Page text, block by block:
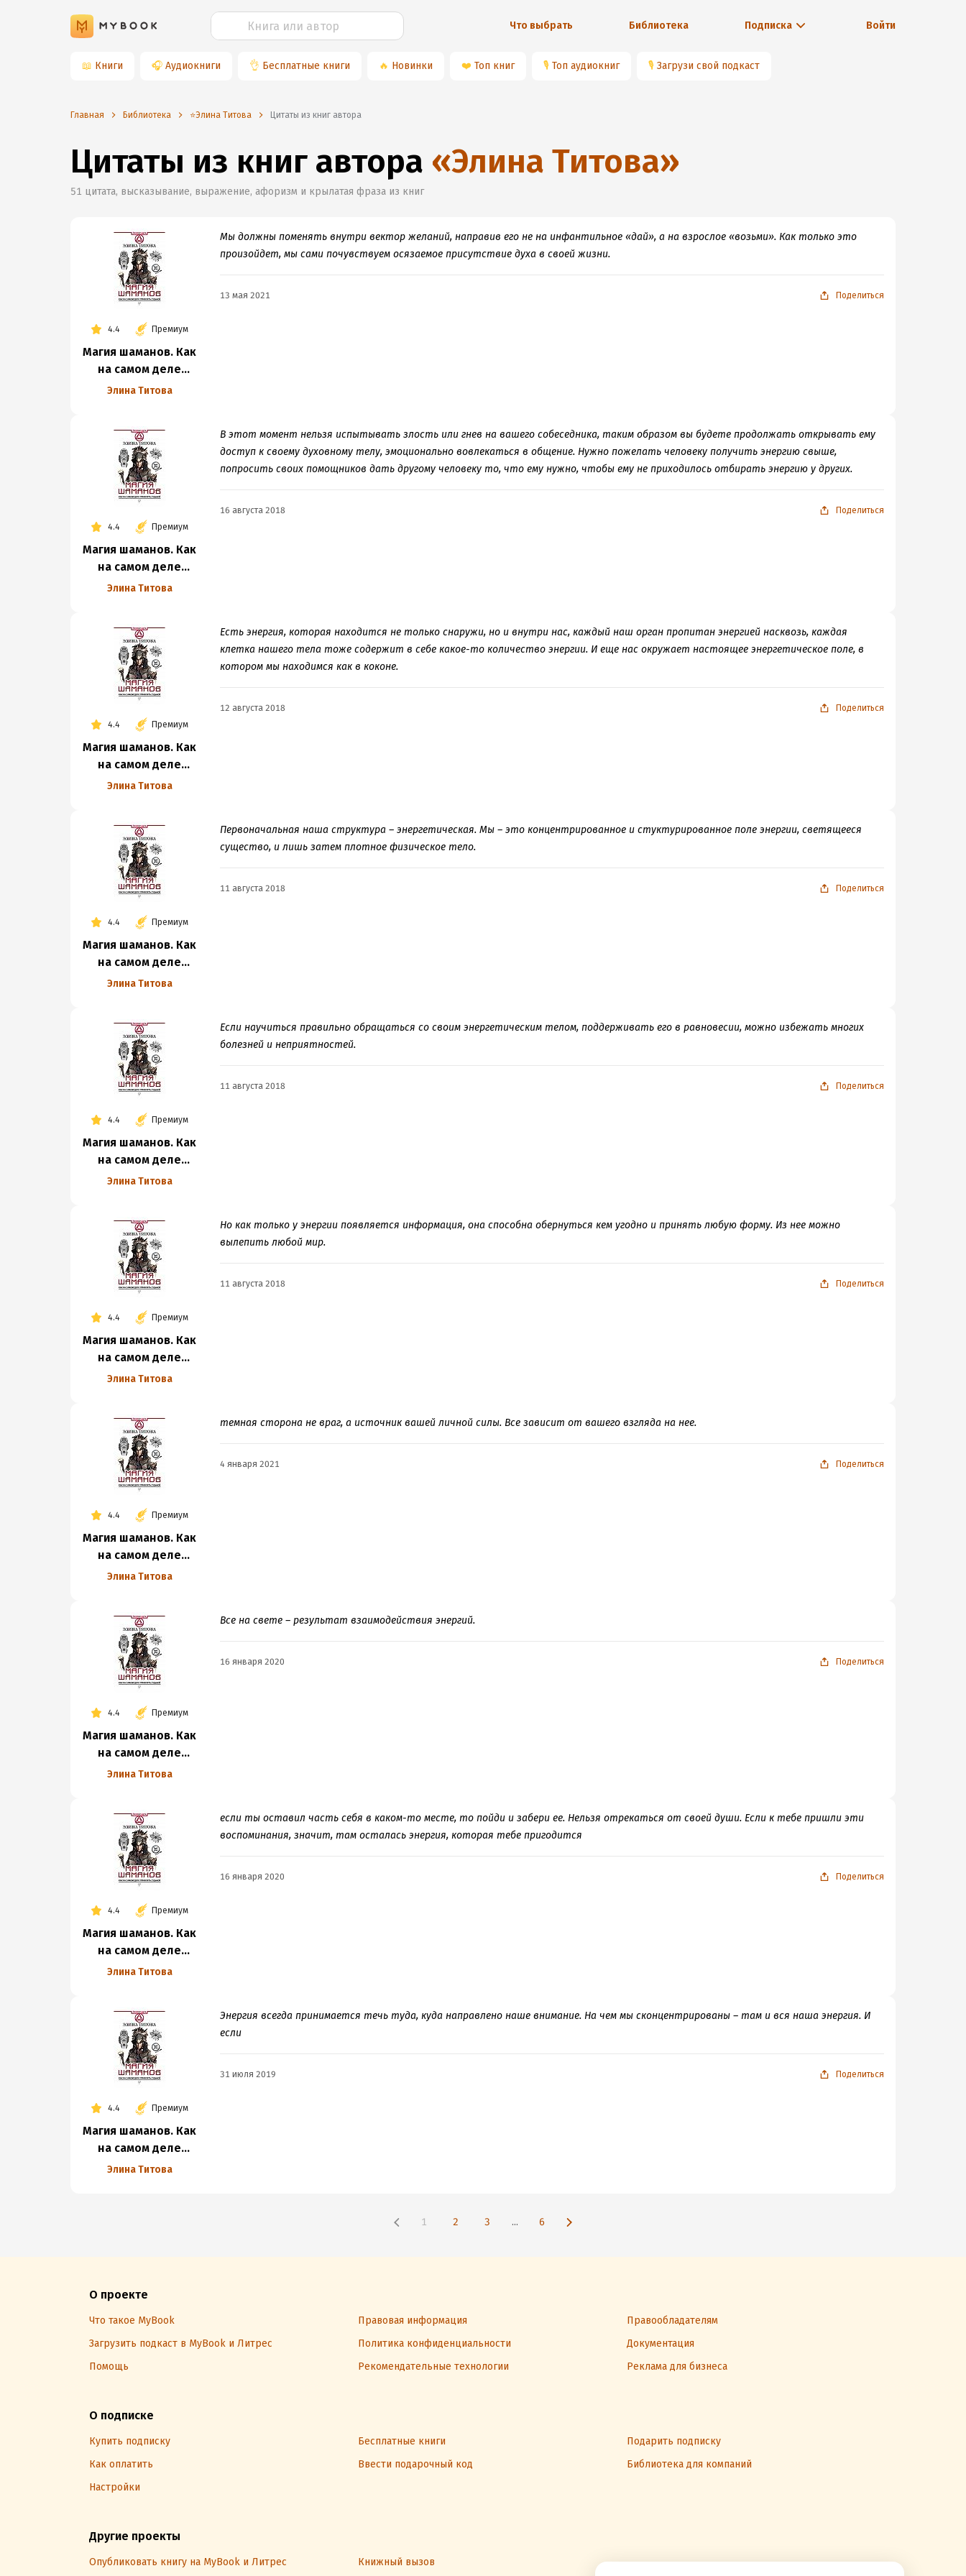
Что выбрать Библиотека Подписка Войти
📖 Книги 🎧 Аудиокниги 👌 Бесплатные книги 🔥 Новинки ❤️ Топ книг 🎙 Топ аудиокниг 🎙 Загрузи свой подкаст
Главная Библиотека ⭐️Элина Титова Цитаты из книг автора
Цитаты из книг автора «Элина Титова»
51 цитата, высказывание, выражение, афоризм и крылатая фраза из книг
4.4 Премиум
Магия шаманов. Как
на самом деле
управлять судьбой
Элина Титова
Мы должны поменять внутри вектор желаний, направив его не на инфантильное «дай», а на взрослое «возьми». Как только это
произойдет, мы сами почувствуем осязаемое присутствие духа в своей жизни.
13 мая 2021 Поделиться
4.4 Премиум
Магия шаманов. Как
на самом деле
управлять судьбой
Элина Титова
В этот момент нельзя испытывать злость или гнев на вашего собеседника, таким образом вы будете продолжать открывать ему
доступ к своему духовному телу, эмоционально вовлекаться в общение. Нужно пожелать человеку получить энергию свыше,
попросить своих помощников дать другому человеку то, что ему нужно, чтобы ему не приходилось отбирать энергию у других.
16 августа 2018 Поделиться
4.4 Премиум
Магия шаманов. Как
на самом деле
управлять судьбой
Элина Титова
Есть энергия, которая находится не только снаружи, но и внутри нас, каждый наш орган пропитан энергией насквозь, каждая
клетка нашего тела тоже содержит в себе какое-то количество энергии. И еще нас окружает настоящее энергетическое поле, в
котором мы находимся как в коконе.
12 августа 2018 Поделиться
4.4 Премиум
Магия шаманов. Как
на самом деле
управлять судьбой
Элина Титова
Первоначальная наша структура – энергетическая. Мы – это концентрированное и стуктурированное поле энергии, светящееся
существо, и лишь затем плотное физическое тело.
11 августа 2018 Поделиться
4.4 Премиум
Магия шаманов. Как
на самом деле
управлять судьбой
Элина Титова
Если научиться правильно обращаться со своим энергетическим телом, поддерживать его в равновесии, можно избежать многих
болезней и неприятностей.
11 августа 2018 Поделиться
4.4 Премиум
Магия шаманов. Как
на самом деле
управлять судьбой
Элина Титова
Но как только у энергии появляется информация, она способна обернуться кем угодно и принять любую форму. Из нее можно
вылепить любой мир.
11 августа 2018 Поделиться
4.4 Премиум
Магия шаманов. Как
на самом деле
управлять судьбой
Элина Титова
темная сторона не враг, а источник вашей личной силы. Все зависит от вашего взгляда на нее.
4 января 2021 Поделиться
4.4 Премиум
Магия шаманов. Как
на самом деле
управлять судьбой
Элина Титова
Все на свете – результат взаимодействия энергий.
16 января 2020 Поделиться
4.4 Премиум
Магия шаманов. Как
на самом деле
управлять судьбой
Элина Титова
если ты оставил часть себя в каком-то месте, то пойди и забери ее. Нельзя отрекаться от своей души. Если к тебе пришли эти
воспоминания, значит, там осталась энергия, которая тебе пригодится
16 января 2020 Поделиться
4.4 Премиум
Магия шаманов. Как
на самом деле
управлять судьбой
Элина Титова
Энергия всегда принимается течь туда, куда направлено наше внимание. На чем мы сконцентрированы – там и вся наша энергия. И
если
31 июля 2019 Поделиться
1 2 3 ... 6
О проекте
Что такое MyBook Правовая информация
Правообладателям
Загрузить подкаст в MyBook и Литрес
Политика конфиденциальности
Документация
Помощь
Рекомендательные технологии Реклама для бизнеса
О подписке
Купить подписку Бесплатные книги
Подарить подписку
Как оплатить
Ввести подарочный код
Библиотека для компаний
Настройки
Другие проекты
Опубликовать книгу на MyBook и Литрес Книжный вызов